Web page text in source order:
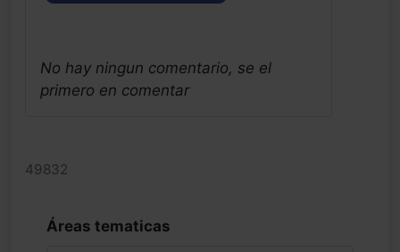
No hay ningun comentario, se el
primero en comentar
49832
Áreas tematicas